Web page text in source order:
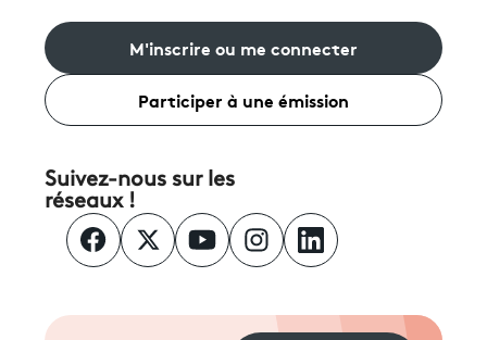
M'inscrire ou me connecter
Participer à une émission
Suivez-nous sur les
réseaux !